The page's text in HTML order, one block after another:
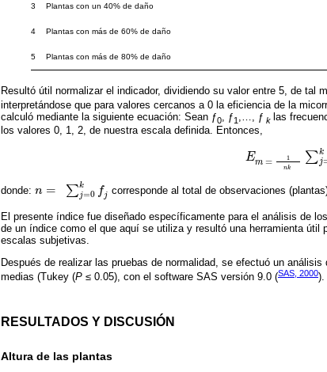
3 Plantas con un 40% de daño
4 Plantas con más de 60% de daño
5 Plantas con más de 80% de daño
Resultó útil normalizar el indicador, dividiendo su valor entre 5, de tal
interpretándose que para valores cercanos a 0 la eficiencia de la
calculó mediante la siguiente ecuación: Sean ƒ0 , ƒ1 ,…, ƒ k las
los valores 0, 1, 2, de nuestra escala definida. Entonces,
Em = 1
nk
∑k
j
Em
donde: n = ∑k
j=0 fj
n= ∑ 0k fj corresponde al total de observaciones
El presente índice fue diseñado específicamente para el análisis de
de un índice como el que aquí se utiliza y resultó una herramienta
escalas subjetivas.
Después de realizar las pruebas de normalidad, se efectuó un
medias (Tukey (P ≤ 0.05), con el software SAS versión 9.0 (SAS, 2000).
RESULTADOS Y DISCUSIÓN
Altura de las plantas